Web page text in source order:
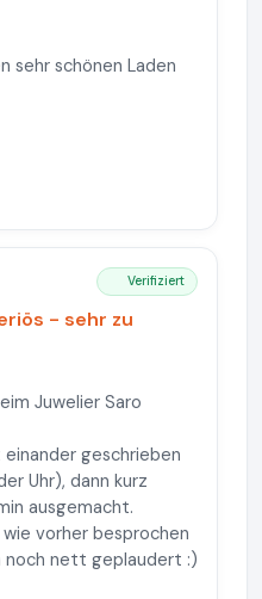
sehr schönen Laden
Verifiziert
- sehr zu
Juwelier Saro
geschrieben
Uhr), dann kurz
ausgemacht.
vorher besprochen
noch nett geplaudert :)